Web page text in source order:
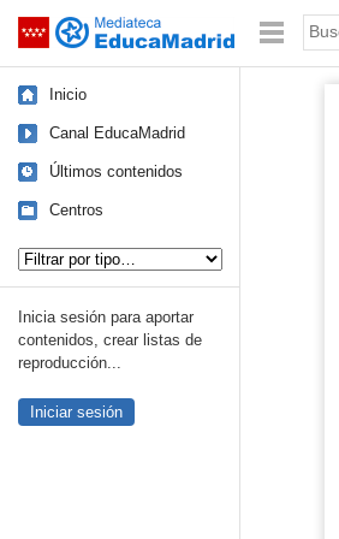
Saltar navegación
Inicio
Canal EducaMadrid
Últimos contenidos
Centros
Inicia sesión para aportar
contenidos, crear listas de
reproducción...
Iniciar sesión